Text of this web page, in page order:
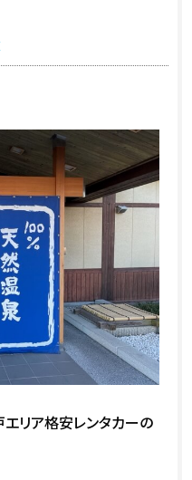
リア格安レンタカーの